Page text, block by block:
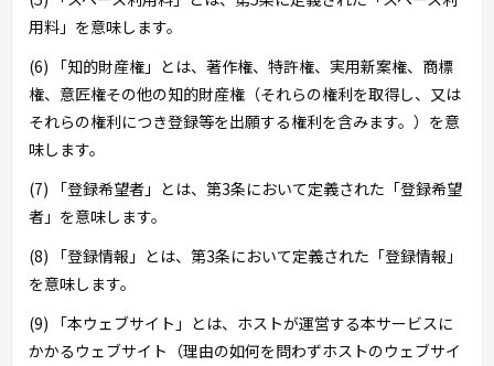
用料」を意味します。
(6) 「知的財産権」とは、著作権、特許権、実用新案権、商標
権、意匠権その他の知的財産権（それらの権利を取得し、又は
それらの権利につき登録等を出願する権利を含みます。）を意
味します。
(7) 「登録希望者」とは、第3条において定義された「登録希望
者」を意味します。
(8) 「登録情報」とは、第3条において定義された「登録情報」
を意味します。
(9) 「本ウェブサイト」とは、ホストが運営する本サービスに
かかるウェブサイト（理由の如何を問わずホストのウェブサイ